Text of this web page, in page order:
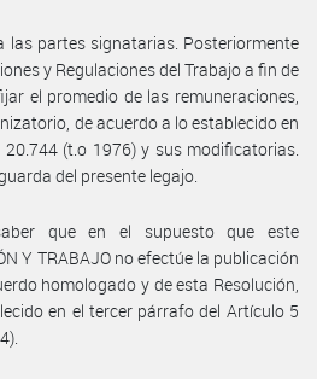
las partes signatarias. Posteriormente
y Regulaciones del Trabajo a fin de
el promedio de las remuneraciones,
de acuerdo a lo establecido en
(t.o 1976) y sus modificatorias.
del presente legajo.
que en el supuesto que este
Y TRABAJO no efectúe la publicación
homologado y de esta Resolución,
en el tercer párrafo del Artículo 5